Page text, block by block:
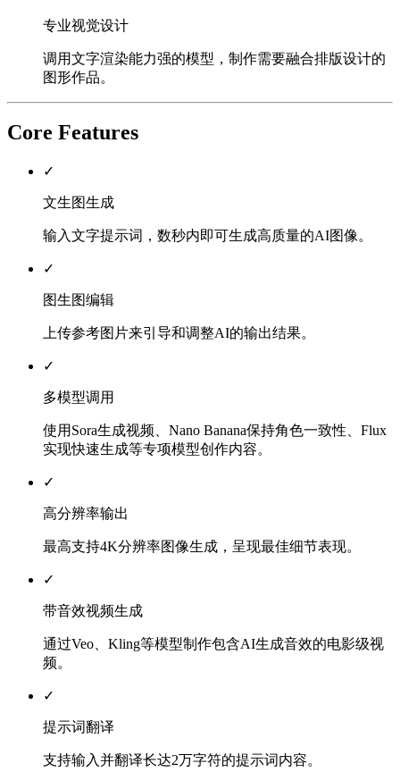
专业视觉设计
调用文字渲染能力强的模型，制作需要融合排版设计的
图形作品。
Core Features
✓
文生图生成
输入文字提示词，数秒内即可生成高质量的AI图像。
✓
图生图编辑
上传参考图片来引导和调整AI的输出结果。
✓
多模型调用
使用Sora生成视频、Nano Banana保持角色一致性、Flux
实现快速生成等专项模型创作内容。
✓
高分辨率输出
最高支持4K分辨率图像生成，呈现最佳细节表现。
✓
带音效视频生成
通过Veo、Kling等模型制作包含AI生成音效的电影级视
频。
✓
提示词翻译
支持输入并翻译长达2万字符的提示词内容。